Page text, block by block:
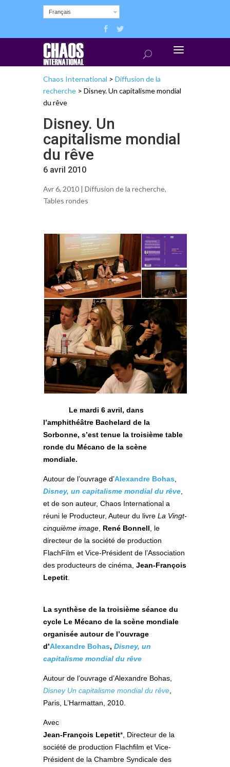
Français
Chaos International > Diffusion de la
recherche > Disney. Un capitalisme mondial
du rêve
Disney. Un
capitalisme mondial
du rêve
6 avril 2010
Avr 6, 2010 | Diffusion de la recherche,
Tables rondes
Le mardi 6 avril, dans
l’amphithéâtre Bachelard de la
Sorbonne, s’est tenue la troisième table
ronde du Mécano de la scène
mondiale.
Autour de l’ouvrage d’Alexandre Bohas
Disney, un capitalisme mondial du rêve
et de son auteur, Chaos International a
réuni le Producteur, Auteur du livre La Vingt-
cinquième image René Bonnell , le
directeur de la société de production
FlachFilm et Vice-Président de l’Association
des producteurs de cinéma, Jean-François
Lepetit
La synthèse de la troisième séance du
cycle Le Mécano de la scène mondiale
organisée autour de l’ouvrage
d’Alexandre Bohas, Disney, un
capitalisme mondial du rêve
Autour de l’ouvrage d’Alexandre Bohas,
Disney Un capitalisme mondial du rêve
Paris, L’Harmattan, 2010.
Avec
Jean-François Lepetit*, Directeur de la
société de production Flachfilm et Vice-
Président de la Chambre Syndicale des